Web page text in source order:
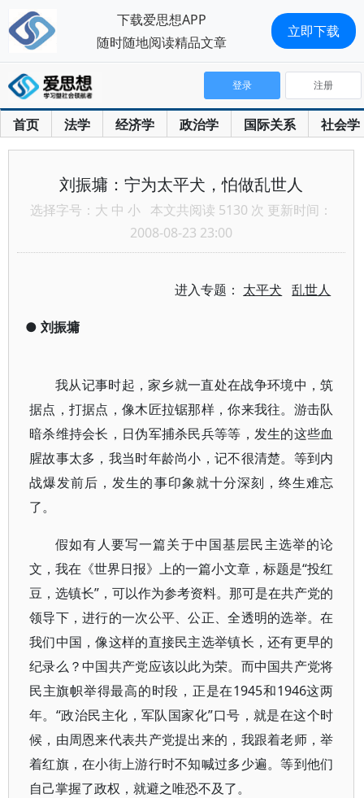
首页 法学 经济学 政治学 国际关系 社会学
登录 注册
刘振墉：宁为太平犬，怕做乱世人
选择字号： 大 中 小 本文共阅读 5130 次 更新时间：
2008-08-23 23:00
进入专题： 太平犬 乱世人
● 刘振墉
我从记事时起，家乡就一直处在战争环境中，筑
据点，打据点，像木匠拉锯那样，你来我往。游击队
暗杀维持会长，日伪军捕杀民兵等等，发生的这些血
腥故事太多，我当时年龄尚小，记不很清楚。等到内
战爆发前后，发生的事印象就十分深刻，终生难忘
了。
假如有人要写一篇关于中国基层民主选举的论
文，我在《世界日报》上的一篇小文章，标题是“投红
豆，选镇长”，可以作为参考资料。那可是在共产党的
领导下，进行的一次公平、公正、全透明的选举。在
我们中国，像这样的直接民主选举镇长，还有更早的
纪录么？中国共产党应该以此为荣。而中国共产党将
民主旗帜举得最高的时段，正是在1945和1946这两
年。“政治民主化，军队国家化”口号，就是在这个时
候，由周恩来代表共产党提出来的，我跟着老师，举
着红旗，在小街上游行时不知喊过多少遍。等到他们
自己掌握了政权，就避之唯恐不及了。
下载爱思想APP
随时随地阅读精品文章
立即下载